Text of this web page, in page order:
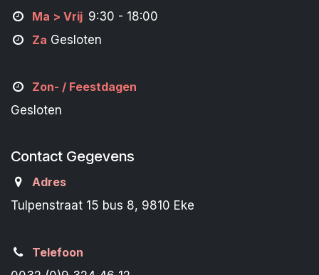
Ma > Vrij 9:30 - 18:00
Za Gesloten
Zon- / Feestdagen
Gesloten
Contact Gegevens
Adres
Tulpenstraat 15 bus 8, 9810 Eke
Telefoon